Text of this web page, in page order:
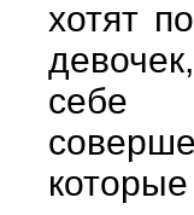
хотят
себе